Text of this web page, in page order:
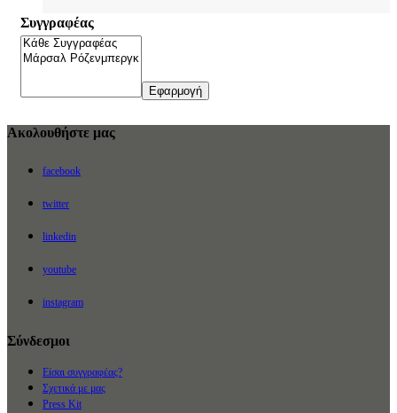
Συγγραφέας
Εφαρμογή
Ακολουθήστε μας
facebook
twitter
linkedin
youtube
instagram
Σύνδεσμοι
Είσαι συγγραφέας?
Σχετικά με μας
Press Kit